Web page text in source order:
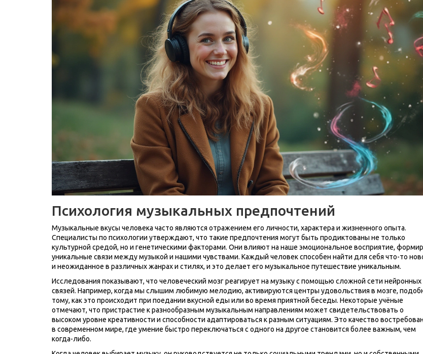
Психология музыкальных предпочтений
Музыкальные вкусы человека часто являются отражением его личности, характера и жизненного опыта.
Специалисты по психологии утверждают, что такие предпочтения могут быть продиктованы не только
культурной средой, но и генетическими факторами. Они влияют на наше эмоциональное восприятие,
уникальные связи между музыкой и нашими чувствами. Каждый человек способен найти для себя что-то
и неожиданное в различных жанрах и стилях, и это делает его музыкальное путешествие уникальным.
Исследования показывают, что человеческий мозг реагирует на музыку с помощью сложной сети нейронных
связей. Например, когда мы слышим любимую мелодию, активируются центры удовольствия в мозге,
тому, как это происходит при поедании вкусной еды или во время приятной беседы. Некоторые учёные
отмечают, что пристрастие к разнообразным музыкальным направлениям может свидетельствовать о
высоком уровне креативности и способности адаптироваться к разным ситуациям. Это качество
в современном мире, где умение быстро переключаться с одного на другое становится более важным, чем
когда-либо.